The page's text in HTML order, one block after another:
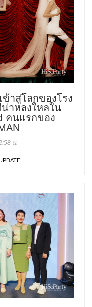
าสู่โลกของโรง
าหลงใหลใน
คนแรกของ
น.